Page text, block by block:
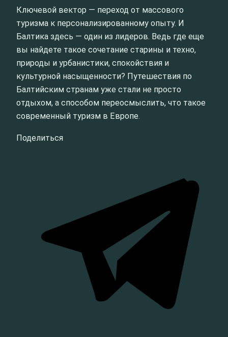
Ключевой вектор — переход от массового
туризма к персонализированному опыту. И
Балтика здесь — один из лидеров. Ведь где еще
вы найдете такое сочетание старины и техно,
природы и урбанистики, спокойствия и
культурной насыщенности? Путешествия по
Балтийским странам уже стали не просто
отдыхом, а способом переосмыслить, что такое
современный туризм в Европе.
Поделиться